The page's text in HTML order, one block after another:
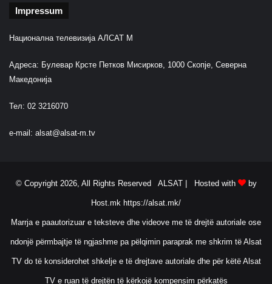
Impressum
Национална телевизија АЛСАТ М
Адреса: Булевар Крсте Петков Мисирков, 1000 Скопје, Северна
Македонија
Тел: 02 3216070
e-mail: alsat@alsat-m.tv
© Copyright 2026, All Rights Reserved ALSAT | Hosted with by
Host.mk https://alsat.mk/
Marrja e paautorizuar e teksteve dhe videove me të drejtë autoriale ose
ndonjë përmbajtje të ngjashme pa pëlqimin paraprak me shkrim të Alsat
TV do të konsiderohet shkelje e të drejtave autoriale dhe për këtë Alsat
TV e ruan të drejtën të kërkojë kompensim përkatës